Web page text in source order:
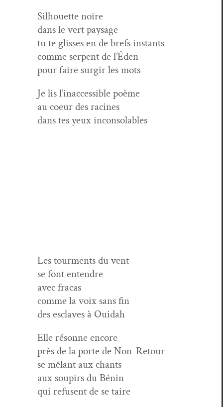
Sil­hou­ette noire
dans le vert paysage
tu te gliss­es en de brefs instants
comme ser­pent de l’Éden
pour faire sur­gir les mots
Je lis l’i­nac­ces­si­ble poème
au coeur des racines
dans tes yeux inconsolables
Les tour­ments du vent
se font entendre
avec fracas
comme la voix sans fin
des esclaves à Ouidah
Elle résonne encore
près de la porte de Non-Retour
se mêlant aux chants
aux soupirs du Bénin
qui refusent de se taire